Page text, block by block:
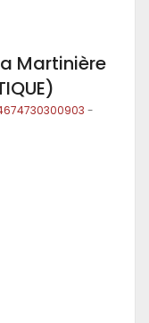
Martinière
-